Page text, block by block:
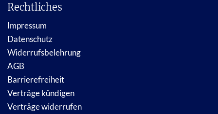
Rechtliches
Impressum
Datenschutz
Widerrufsbelehrung
AGB
Barrierefreiheit
Verträge kündigen
Verträge widerrufen